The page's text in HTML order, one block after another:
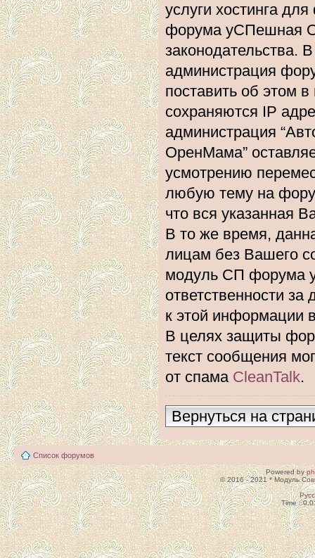
услуги хостинга
форума уСПешная
законодательства.
администрация
поставить об этом
сохраняются IP
администрация
ОренМама”
усмотрению
любую тему на
что вся указанная
В то же время,
лицам без Вашего
модуль СП форума
ответственности за
к этой информации
В целях защиты
текст сообщения
от спама CleanTalk.
Вернуться на
Список форумов
Powered by
© 2016 - 2021 * Модуль
Time :